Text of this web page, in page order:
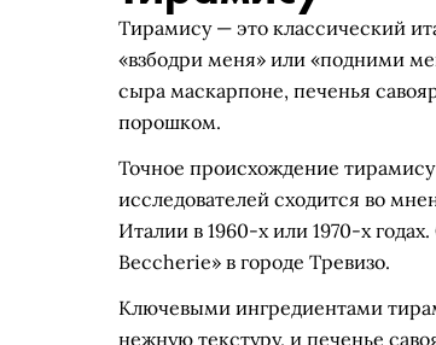
Тирамису — это классический
«взбодри меня» или «подними
сыра маскарпоне, печенья
порошком.
Точное происхождение
исследователей сходится во
Италии в 1960-х или 1970-х
Beccherie» в городе Тревизо.
Ключевыми ингредиентами
нежную текстуру, и печенье